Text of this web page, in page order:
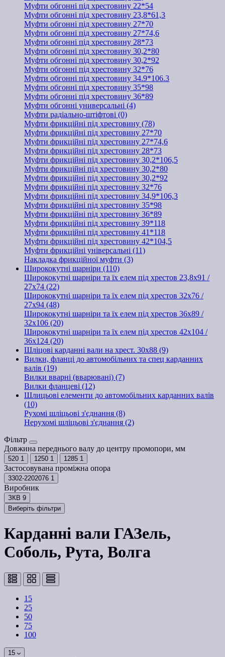
Муфти обгонні під хрестовину 22*54
Муфти обгонні під хрестовину 23,8*61,3
Муфти обгонні під хрестовину 27*70
Муфти обгонні під хрестовину 27*74,6
Муфти обгонні під хрестовину 28*73
Муфти обгонні під хрестовину 30,2*80
Муфти обгонні під хрестовину 30,2*92
Муфти обгонні під хрестовину 32*76
Муфти обгонні під хрестовину 34.9*106.3
Муфти обгонні під хрестовину 35*98
Муфти обгонні під хрестовину 36*89
Муфти обгонні универсальні (4)
Муфти радіально-штіфтові (0)
Муфти фрикційні під хрестовину (78)
Муфти фрикційні під хрестовину 27*70
Муфти фрикційні під хрестовину 27*74,6
Муфти фрикційні під хрестовину 28*73
Муфти фрикційні під хрестовину 30,2*106,5
Муфти фрикційні під хрестовину 30,2*80
Муфти фрикційні під хрестовину 30,2*92
Муфти фрикційні під хрестовину 32*76
Муфти фрикційні під хрестовину 34,9*106,3
Муфти фрикційні під хрестовину 35*98
Муфти фрикційні під хрестовину 36*89
Муфти фрикційні під хрестовину 39*118
Муфти фрикційні під хрестовину 41*118
Муфти фрикційні під хрестовину 42*104,5
Муфти фрикційні універсальні (11)
Накладка фрикційної муфти (3)
Ширококутні шарніри (110)
Ширококутні шарніри та їх елем під хрестов 23,8х91 /
27x74 (22)
Ширококутні шарніри та їх елем під хрестов 32х76 /
27x94 (48)
Ширококутні шарніри та їх елем під хрестов 36х89 /
32x106 (20)
Ширококутні шарніри та їх елем під хрестов 42x104 /
36x124 (20)
Шліцові карданні вали на хрест. 30x88 (9)
Вилки, фланці до автомобільних та спец карданних
валів (19)
Вилки вварні (вварювані) (7)
Вилки фланцеві (12)
Шлицьові елементи до автомобільних карданних валів
(10)
Рухомі шліцьові з'єднання (8)
Нерухомі шліцьові з'єднання (2)
Фільтр
Довжина переднього валу до центру промопори, мм
520 1 1250 1 1285 1
Застосовувана проміжна опора
3302-2202076 1
Виробник
ЗКВ 9
Виберіть фільтри
Карданні вали ГАЗель,
Соболь, Рута, Волга
15
25
50
75
100
15